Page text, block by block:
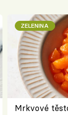
ZELENINA
Mrkvové